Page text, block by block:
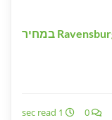
פזל של חדי קרן קסומים של חברת Ravensburger במחיר